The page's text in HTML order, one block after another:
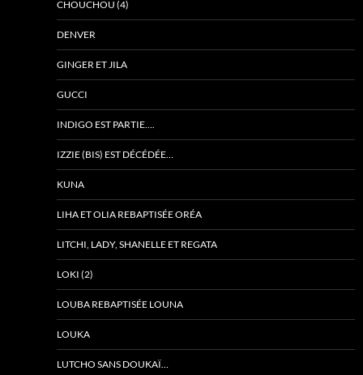
CHOUCHOU (4)
DENVER
GINGER ET JILA
GUCCI
INDIGO EST PARTIE….
IZZIE (BIS) EST DÉCÉDÉE…
KUNA
LIHA ET OLIA REBAPTISÉE ORÉA
LITCHI, LADY, SHANELLE ET REGATA
LOKI (2)
LOUBA REBAPTISÉE LOUNA
LOUKA
LUTCHO SANS DOUKAÏ…